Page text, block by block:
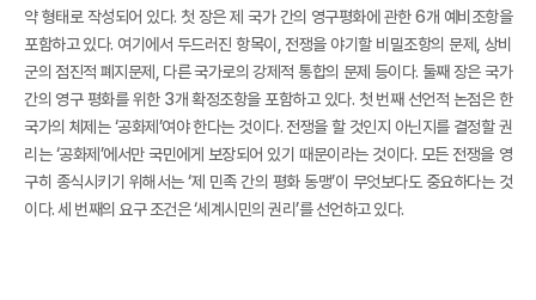
약 형태로 작성되어 있다. 첫 장은 제 국가 간의 영구평화에 관한 6개 예비조항을
포함하고 있다. 여기에서 두드러진 항목이, 전쟁을 야기할 비밀조항의 문제, 상비
군의 점진적 폐지문제, 다른 국가로의 강제적 통합의 문제 등이다. 둘째 장은 국가
간의 영구 평화를 위한 3개 확정조항을 포함하고 있다. 첫 번째 선언적 논점은 한
국가의 체제는 ‘공화제’여야 한다는 것이다. 전쟁을 할 것인지 아닌지를 결정할 권
리는 ‘공화제’에서만 국민에게 보장되어 있기 때문이라는 것이다. 모든 전쟁을 영
구히 종식시키기 위해서는 ‘제 민족 간의 평화 동맹’이 무엇보다도 중요하다는 것
이다. 세 번째의 요구 조건은 ‘세계시민의 권리’를 선언하고 있다.